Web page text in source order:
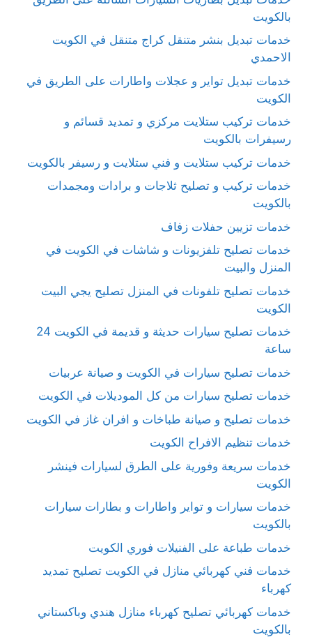
بالكويت
خدمات تبديل بنشر متنقل كراج متنقل في الكويت
الاحمدي
خدمات تبديل تواير و عجلات واطارات على الطريق في
الكويت
خدمات تركيب ستلايت مركزي و تمديد قسائم و
رسيفرات بالكويت
خدمات تركيب ستلايت و فني ستلايت و رسيفر بالكويت
خدمات تركيب و تصليح ثلاجات و برادات ومجمدات
بالكويت
خدمات تزيين حفلات زفاف
خدمات تصليح تلفزيونات و شاشات في الكويت في
المنزل والبيت
خدمات تصليح تلفونات في المنزل تصليح يجي البيت
الكويت
خدمات تصليح سيارات حديثة و قديمة في الكويت 24
ساعة
خدمات تصليح سيارات في الكويت و صيانة عربيات
خدمات تصليح سيارات من كل الموديلات في الكويت
خدمات تصليح و صيانة طباخات و افران غاز في الكويت
خدمات تنظيم الافراح الكويت
خدمات سريعة وفورية على الطرق لسيارات فينشر
الكويت
خدمات سيارات و تواير واطارات و بطارات سيارات
بالكويت
خدمات طباعة على الفنيلات فوري الكويت
خدمات فني كهربائي منازل في الكويت تصليح تمديد
كهرباء
خدمات كهربائي تصليح كهرباء منازل هندي وباكستاني
بالكويت